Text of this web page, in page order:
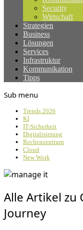
Security
Wirtschaft
Strategien
Business
Lösungen
Services
Infrastruktur
Kommunikation
Tipps
Sub menu
Trends 2026
KI
IT-Sicherheit
Digitalisierung
Rechenzentrum
Cloud
New Work
Alle Artikel zu
Journey